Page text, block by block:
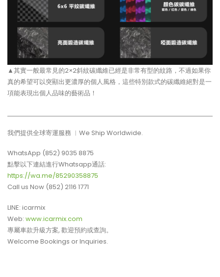
▲其實一般最常見的2×2斜紋碳纖維已經是非常有型的紋路，不過如果你
真的希望可以突顯出更濃厚的個人風格，這些特別款式的碳纖維絕對是一
項能表現出個人品味的藝術品！
我們提供全球寄運服務 ︳We Ship Worldwide.
WhatsApp (852) 9035 8875
點擊以下連結進行Whatsapp通話:
https://wa.me/85290358875
Call us Now (852) 2116 1771
LINE: icarmix
Web: www.icarmix.com
專屬車款升級方案, 歡迎預約或查詢。
Welcome Bookings or Inquiries.